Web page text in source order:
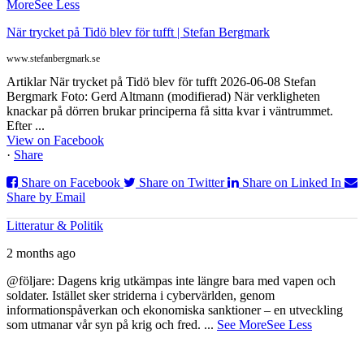
MoreSee Less
När trycket på Tidö blev för tufft | Stefan Bergmark
www.stefanbergmark.se
Artiklar När trycket på Tidö blev för tufft 2026-06-08 Stefan
Bergmark Foto: Gerd Altmann (modifierad) När verkligheten
knackar på dörren brukar principerna få sitta kvar i väntrummet.
Efter ...
View on Facebook
· Share
Share on Facebook
Share on Twitter
Share on Linked In
Share by Email
Litteratur & Politik
2 months ago
@följare: Dagens krig utkämpas inte längre bara med vapen och
soldater. Istället sker striderna i cybervärlden, genom
informationspåverkan och ekonomiska sanktioner – en utveckling
som utmanar vår syn på krig och fred. ... See MoreSee Less